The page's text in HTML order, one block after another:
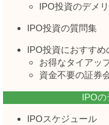
IPO投資のデメ
IPO投資の質問集
IPO投資におすすめ
お得なタイアッ
資金不要の証券
IPO
IPOスケジュール